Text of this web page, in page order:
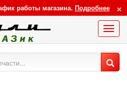
×
работы магазина. Подробнее
Меню